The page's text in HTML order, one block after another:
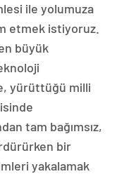
ile yolumuza
etmek istiyoruz.
büyük
yürüttüğü milli
tam bağımsız,
bir
yakalamak